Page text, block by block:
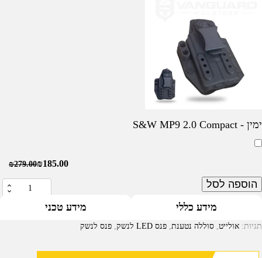
של
ימין - S&W MP9 2.0 Compact
₪279.00₪185.00
הוספה לסל
מידע כללי
מידע טכני
תגיות: אולייט, סוללה נטענת, פנס LED לנשק , פנס לנשק